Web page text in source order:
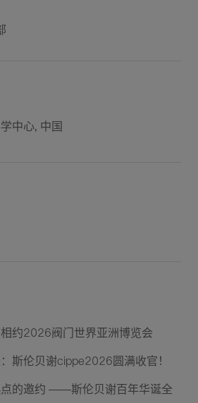
中心, 中国
约2026阀门世界亚洲博览会
斯伦贝谢cippe2026圆满收官！
点的邀约 ——斯伦贝谢百年华诞全